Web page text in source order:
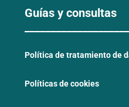
Guías y consultas
Política de tratamiento de
Políticas de cookies